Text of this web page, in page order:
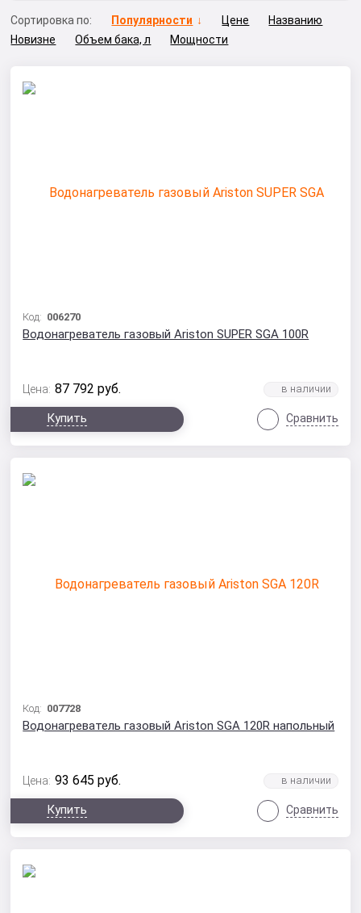
Сортировка по: Популярности Цене
Названию
Новизне
Объем бака, л Мощности
Код: 006270
Водонагреватель газовый Ariston SUPER SGA 100R
Цена: 87 792 руб.
Купить Сравнить
Код: 007728
Водонагреватель газовый Ariston SGA 120R напольный
Цена: 93 645 руб.
Купить Сравнить